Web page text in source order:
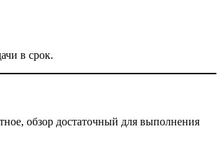
в срок.
обзор достаточный для выполнения